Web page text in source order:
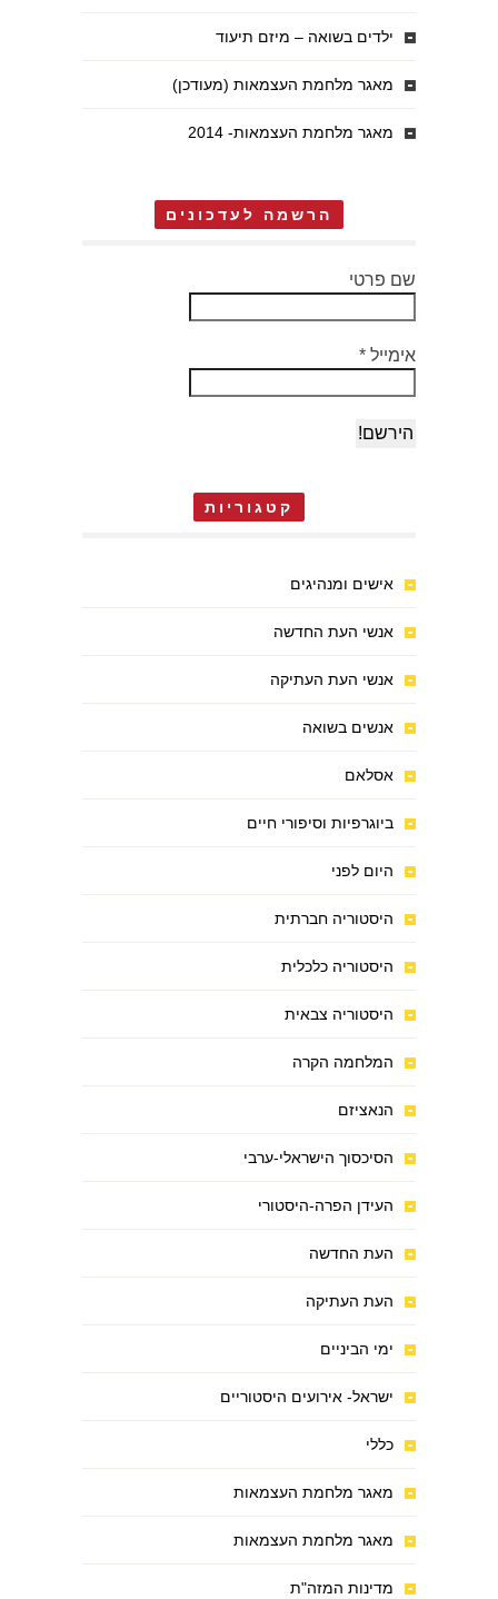
ילדים בשואה – מיזם תיעוד
מאגר מלחמת העצמאות (מעודכן)
מאגר מלחמת העצמאות- 2014
הרשמה לעדכונים
שם פרטי
אימייל *
קטגוריות
אישים ומנהיגים
אנשי העת החדשה
אנשי העת העתיקה
אנשים בשואה
אסלאם
ביוגרפיות וסיפורי חיים
היום לפני
היסטוריה חברתית
היסטוריה כלכלית
היסטוריה צבאית
המלחמה הקרה
הנאציזם
הסיכסוך הישראלי-ערבי
העידן הפרה-היסטורי
העת החדשה
העת העתיקה
ימי הביניים
ישראל- אירועים היסטוריים
כללי
מאגר מלחמת העצמאות
מאגר מלחמת העצמאות
מדינות המזה"ת